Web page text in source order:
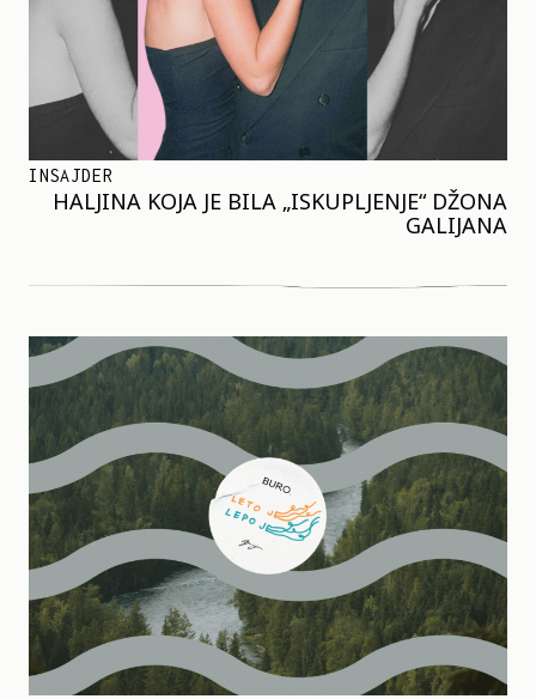
INSAJDER
HALJINA KOJA JE BILA „ISKUPLJENJE“ DŽONA
GALIJANA